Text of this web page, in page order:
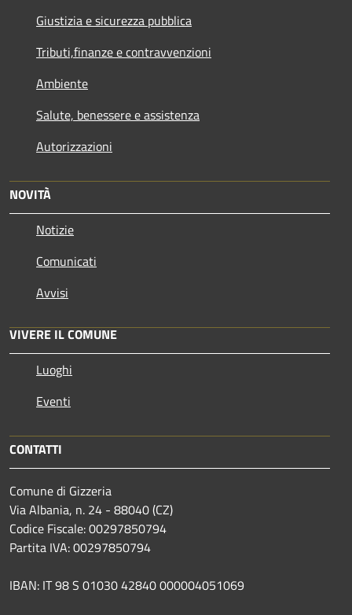
Giustizia e sicurezza pubblica
Tributi,finanze e contravvenzioni
Ambiente
Salute, benessere e assistenza
Autorizzazioni
NOVITÀ
Notizie
Comunicati
Avvisi
VIVERE IL COMUNE
Luoghi
Eventi
CONTATTI
Comune di Gizzeria
Via Albania, n. 24 - 88040 (CZ)
Codice Fiscale: 00297850794
Partita IVA: 00297850794
IBAN: IT 98 S 01030 42840 000004051069